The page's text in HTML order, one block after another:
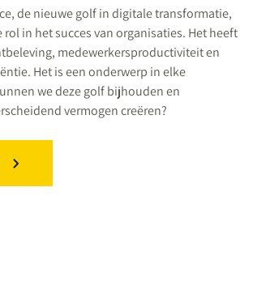
de nieuwe golf in digitale transformatie,
in het succes van organisaties. Het heeft
medewerkersproductiviteit en
Het is een onderwerp in elke
we deze golf bijhouden en
vermogen creëren?